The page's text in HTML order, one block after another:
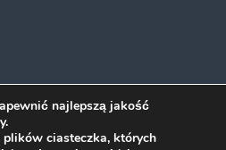
najlepszą jakość
ciasteczka, których